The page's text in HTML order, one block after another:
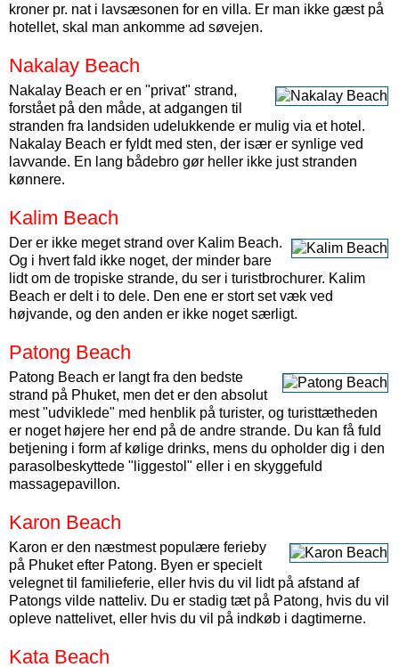
kroner pr. nat i lavsæsonen for en villa. Er man ikke gæst på
hotellet, skal man ankomme ad søvejen.
Nakalay Beach
Nakalay Beach er en "privat" strand,
forstået på den måde, at adgangen til
stranden fra landsiden udelukkende er mulig via et hotel.
Nakalay Beach er fyldt med sten, der især er synlige ved
lavvande. En lang bådebro gør heller ikke just stranden
kønnere.
Kalim Beach
Der er ikke meget strand over Kalim Beach.
Og i hvert fald ikke noget, der minder bare
lidt om de tropiske strande, du ser i turistbrochurer. Kalim
Beach er delt i to dele. Den ene er stort set væk ved
højvande, og den anden er ikke noget særligt.
Patong Beach
Patong Beach er langt fra den bedste
strand på Phuket, men det er den absolut
mest "udviklede" med henblik på turister, og turisttætheden
er noget højere her end på de andre strande. Du kan få fuld
betjening i form af kølige drinks, mens du opholder dig i den
parasolbeskyttede "liggestol" eller i en skyggefuld
massagepavillon.
Karon Beach
Karon er den næstmest populære ferieby
på Phuket efter Patong. Byen er specielt
velegnet til familieferie, eller hvis du vil lidt på afstand af
Patongs vilde natteliv. Du er stadig tæt på Patong, hvis du vil
opleve nattelivet, eller hvis du vil på indkøb i dagtimerne.
Kata Beach